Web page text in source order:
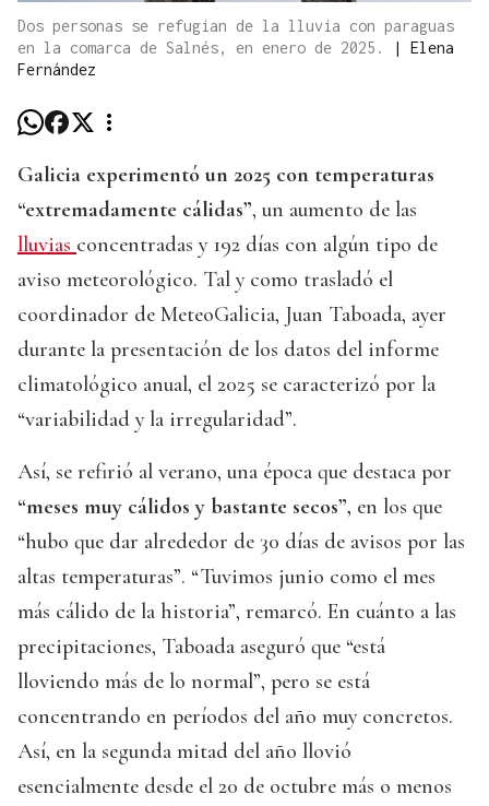
Dos personas se refugian de la lluvia con paraguas
en la comarca de Salnés, en enero de 2025.
| Elena
Fernández
Galicia experimentó un 2025 con temperaturas
“extremadamente cálidas”, un aumento de las
lluvias concentradas y 192 días con algún tipo de
aviso meteorológico. Tal y como trasladó el
coordinador de MeteoGalicia, Juan Taboada, ayer
durante la presentación de los datos del informe
climatológico anual, el 2025 se caracterizó por la
“variabilidad y la irregularidad”.
Así, se refirió al verano, una época que destaca por
“meses muy cálidos y bastante secos”, en los que
“hubo que dar alrededor de 30 días de avisos por las
altas temperaturas”. “Tuvimos junio como el mes
más cálido de la historia”, remarcó. En cuánto a las
precipitaciones, Taboada aseguró que “está
lloviendo más de lo normal”, pero se está
concentrando en períodos del año muy concretos.
Así, en la segunda mitad del año llovió
esencialmente desde el 20 de octubre más o menos